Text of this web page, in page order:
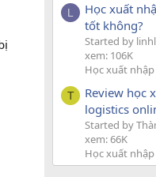
L
Học xuất
tốt không?
Started by
xem: 106K
Học xuất
T
Review học
logistics
Started by
xem: 66K
Học xuất